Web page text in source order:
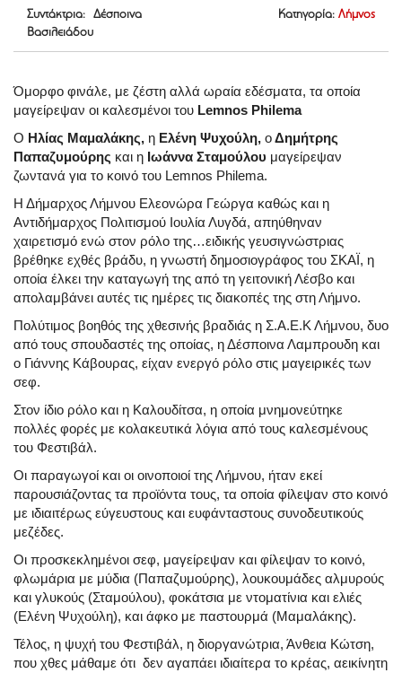
Συντάκτρια: Δέσποινα
Βασιλειάδου
Κατηγορία: Λήμνος
Όμορφο φινάλε, με ζέστη αλλά ωραία εδέσματα, τα οποία
μαγείρεψαν οι καλεσμένοι του Lemnos Philema
Ο Ηλίας Μαμαλάκης, η Ελένη Ψυχούλη, οΔημήτρης
Παπαζυμούρης και η Ιωάννα Σταμούλου μαγείρεψαν
ζωντανά για το κοινό του Lemnos Philema.
Η Δήμαρχος Λήμνου Ελεονώρα Γεώργα καθώς και η
Αντιδήμαρχος Πολιτισμού Ιουλία Λυγδά, απηύθηναν
χαιρετισμό ενώ στον ρόλο της…ειδικής γευσιγνώστριας
βρέθηκε εχθές βράδυ, η γνωστή δημοσιογράφος του ΣΚΑΪ, η
οποία έλκει την καταγωγή της από τη γειτονική Λέσβο και
απολαμβάνει αυτές τις ημέρες τις διακοπές της στη Λήμνο.
Πολύτιμος βοηθός της χθεσινής βραδιάς η Σ.Α.Ε.Κ Λήμνου, δυο
από τους σπουδαστές της οποίας, η Δέσποινα Λαμπρουδη και
ο Γιάννης Κάβουρας, είχαν ενεργό ρόλο στις μαγειρικές των
σεφ.
Στον ίδιο ρόλο και η Καλουδίτσα, η οποία μνημονεύτηκε
πολλές φορές με κολακευτικά λόγια από τους καλεσμένους
του Φεστιβάλ.
Οι παραγωγοί και οι οινοποιοί της Λήμνου, ήταν εκεί
παρουσιάζοντας τα προϊόντα τους, τα οποία φίλεψαν στο κοινό
με ιδιαιτέρως εύγευστους και ευφάνταστους συνοδευτικούς
μεζέδες.
Οι προσκεκλημένοι σεφ, μαγείρεψαν και φίλεψαν το κοινό,
φλωμάρια με μύδια (Παπαζυμούρης), λουκουμάδες αλμυρούς
και γλυκούς (Σταμούλου), φοκάτσια με ντοματίνια και ελιές
(Ελένη Ψυχούλη), και άφκο με παστουρμά (Μαμαλάκης).
Τέλος, η ψυχή του Φεστιβάλ, η διοργανώτρια, Άνθεια Κώτση,
που χθες μάθαμε ότι δεν αγαπάει ιδιαίτερα το κρέας, αεικίνητη